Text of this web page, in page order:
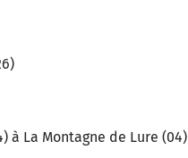
à La Montagne de Lure (04)